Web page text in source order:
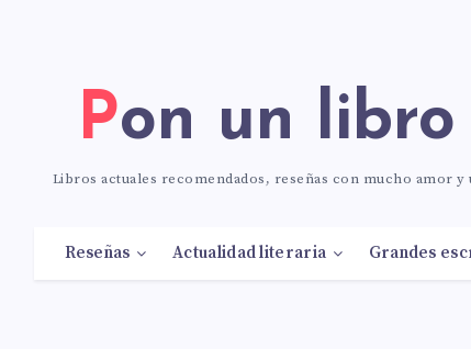
Pon un
Libros actuales recomendados, reseñas con mucho amor
Reseñas Actualidad literaria Grandes